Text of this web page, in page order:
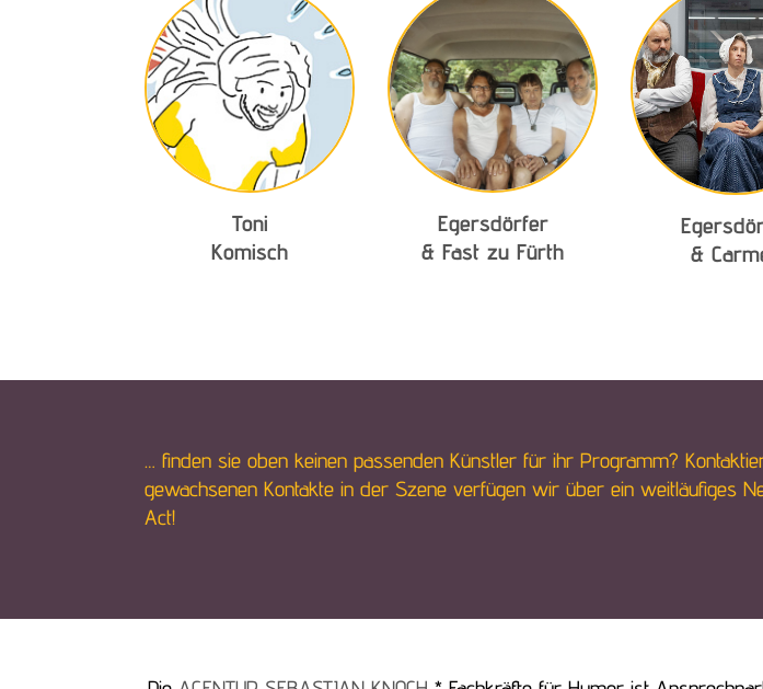
Toni
Komisch
Egersdörfer
& Fast zu Fürth
&
… finden sie oben keinen passenden Künstler für ihr Programm?
gewachsenen Kontakte in der Szene verfügen wir über ein weitläufiges
Act!